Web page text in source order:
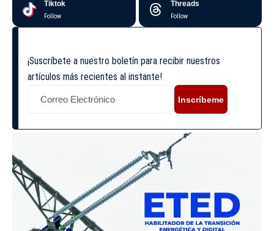
Tiktok
Follow
Threads
Follow
¡Suscríbete a nuestro boletín para recibir nuestros
artículos más recientes al instante!
Inscríbeme